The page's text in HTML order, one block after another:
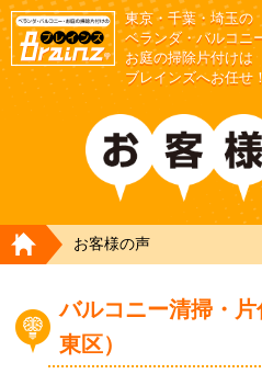
東京/埼玉/千葉/神奈
東京・千葉・埼玉の
ベランダ・バルコニ
お庭の掃除片付けは
ブレインズへお任せ！
HOME
お客様の声
バルコニー清掃・
東区）